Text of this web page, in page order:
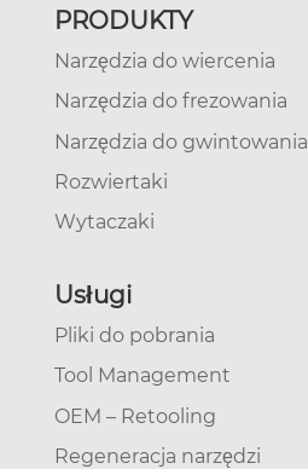
PRODUKTY
Narzędzia do wiercenia
Narzędzia do frezowania
Narzędzia do gwintowania
Rozwiertaki
Wytaczaki
Usługi
Pliki do pobrania
Tool Management
OEM – Retooling
Regeneracja narzędzi